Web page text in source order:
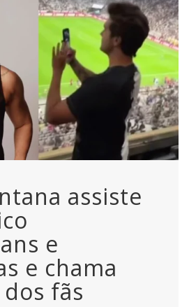
assiste
e
e chama
fãs